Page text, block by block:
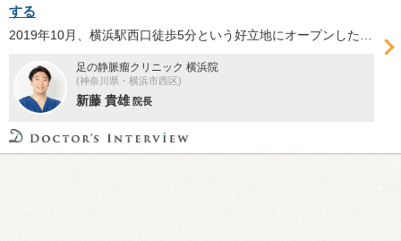
する
足の静脈瘤クリニック 横浜院
(神奈川県・横浜市西区)
新藤 貴雄 院長